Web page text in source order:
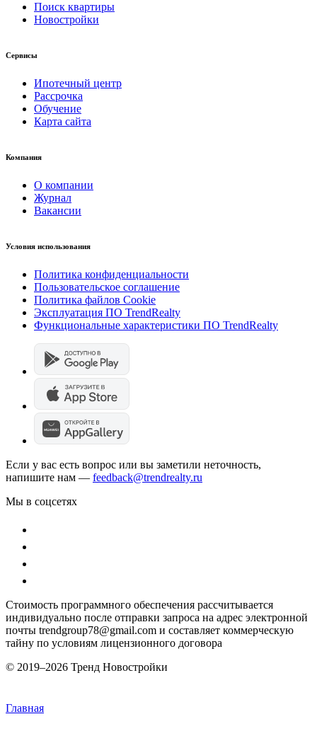
Поиск квартиры
Новостройки
Сервисы
Ипотечный центр
Рассрочка
Обучение
Карта сайта
Компания
О компании
Журнал
Вакансии
Условия использования
Политика конфиденциальности
Пользовательское соглашение
Политика файлов Cookie
Эксплуатация ПО TrendRealty
Функциональные характеристики ПО TrendRealty
Если у вас есть вопрос или вы заметили неточность,
напишите нам — feedback@trendrealty.ru
Мы в соцсетях
Стоимость программного обеспечения рассчитывается
индивидуально после отправки запроса на адрес электронной
почты trendgroup78@gmail.com и составляет коммерческую
тайну по условиям лицензионного договора
© 2019–2026 Тренд Новостройки
Главная